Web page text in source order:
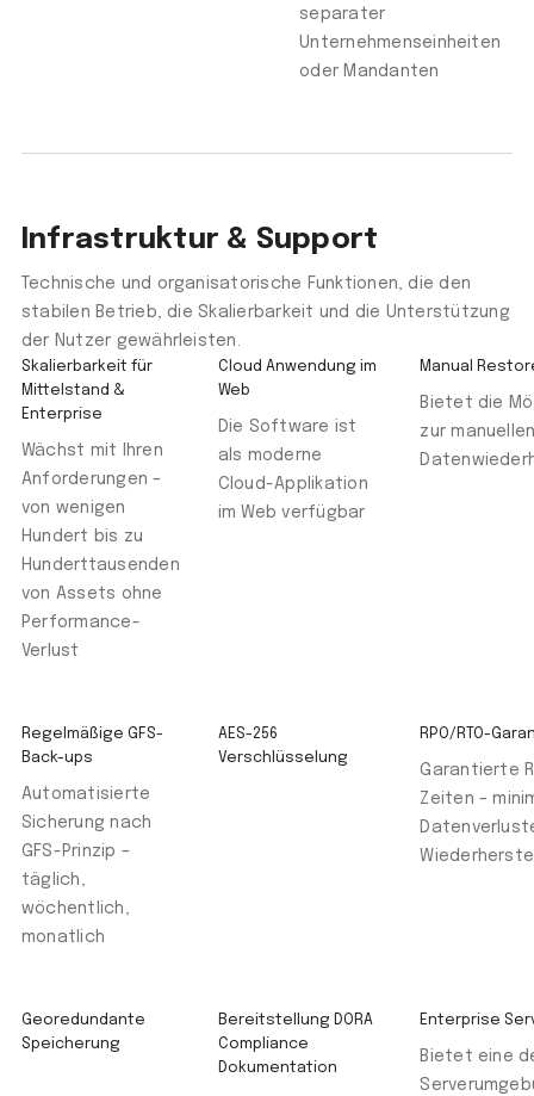
separater
Unternehmenseinheiten
oder Mandanten
Infrastruktur & Support
Technische und organisatorische Funktionen, die den
stabilen Betrieb, die Skalierbarkeit und die Unterstützung
der Nutzer gewährleisten.
Skalierbarkeit für
Mittelstand &
Enterprise
Wächst mit Ihren
Anforderungen –
von wenigen
Hundert bis zu
Hunderttausenden
von Assets ohne
Performance-
Verlust
Cloud Anwendung im
Web
Die Software ist
als moderne
Cloud-Applikation
im Web verfügbar
Manual
Bietet die
zur
Regelmäßige GFS-
Back-ups
Automatisierte
Sicherung nach
GFS-Prinzip –
täglich,
wöchentlich,
monatlich
AES-256
Verschlüsselung
RPO/RTO-
Garantierte
Zeiten –
Georedundante
Speicherung
Bereitstellung DORA
Compliance
Dokumentation
Enterprise
Bietet eine